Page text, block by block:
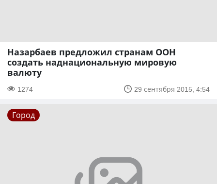
Назарбаев предложил странам ООН
создать наднациональную мировую
валюту
1274 29 сентября 2015, 4:54
Город